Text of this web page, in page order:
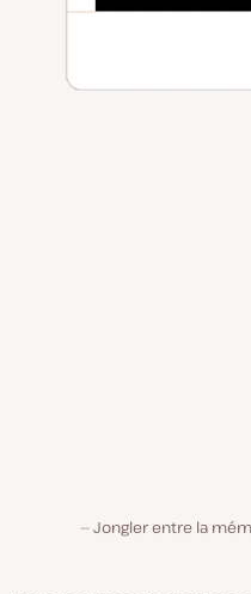
Jongler entre la